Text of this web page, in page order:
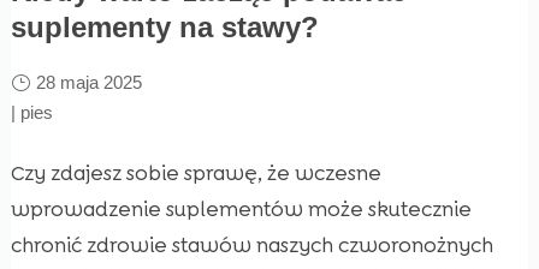
suplementy na stawy?
28 maja 2025
| pies
Czy zdajesz sobie sprawę, że wczesne
wprowadzenie suplementów może skutecznie
chronić zdrowie stawów naszych czworonożnych